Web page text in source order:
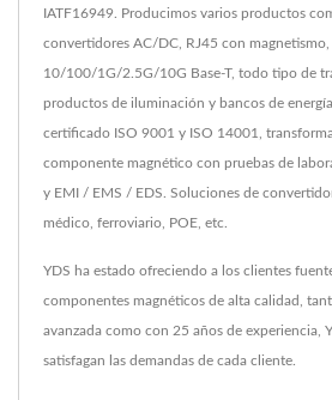
IATF16949. Producimos varios productos
convertidores AC/DC, RJ45 con
10/100/1G/2.5G/10G Base-T, todo tipo de
productos de iluminación y bancos de
certificado ISO 9001 y ISO 14001,
componente magnético con pruebas de
y EMI / EMS / EDS. Soluciones de
médico, ferroviario, POE, etc.
YDS ha estado ofreciendo a los clientes
componentes magnéticos de alta calidad,
avanzada como con 25 años de experiencia,
satisfagan las demandas de cada cliente.